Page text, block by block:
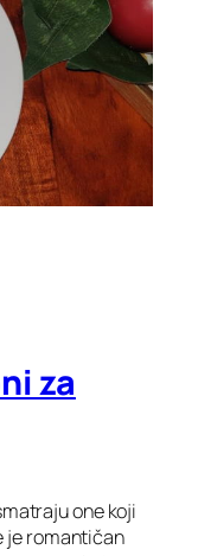
za
one koji
je romantičan